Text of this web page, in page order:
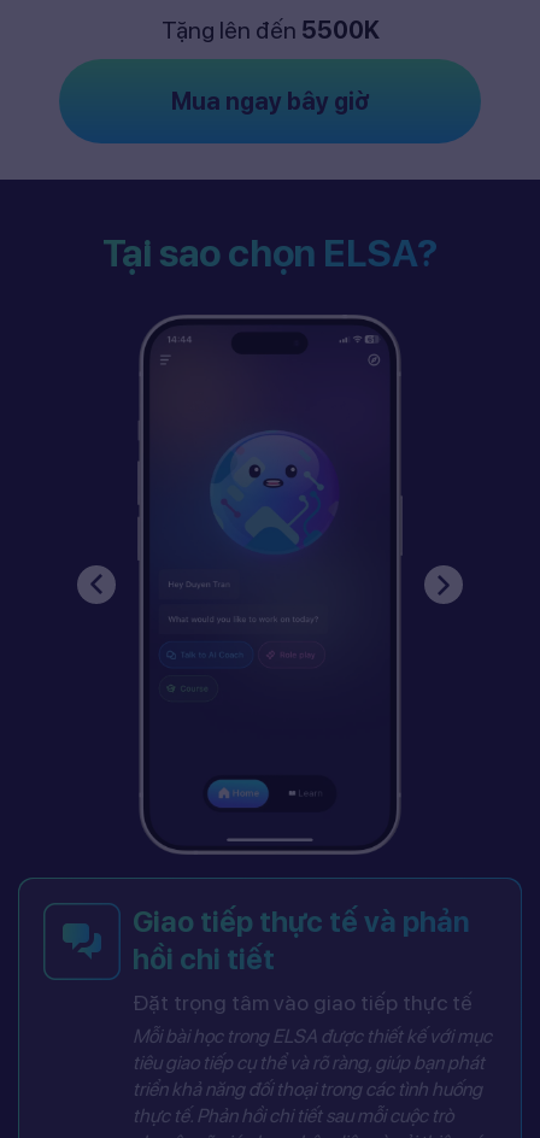
Tặng lên đến 5500K
Mua ngay bây giờ
Tại sao chọn ELSA?
Giao tiếp thực tế và phản
hồi chi tiết
Đặt trọng tâm vào giao tiếp thực tế
Mỗi bài học trong ELSA được thiết kế với mục
tiêu giao tiếp cụ thể và rõ ràng, giúp bạn phát
triển khả năng đối thoại trong các tình huống
thực tế. Phản hồi chi tiết sau mỗi cuộc trò